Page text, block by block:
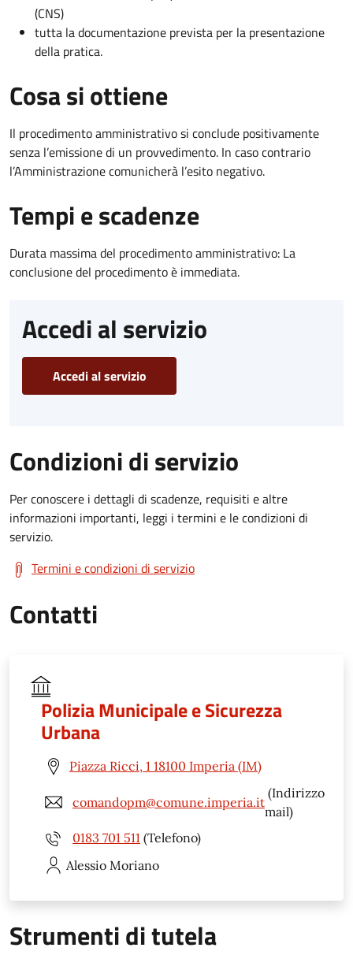
(CNS)
tutta la documentazione prevista per la presentazione
della pratica.
Cosa si ottiene
Il procedimento amministrativo si conclude positivamente
senza l’emissione di un provvedimento. In caso contrario
l’Amministrazione comunicherà l’esito negativo.
Tempi e scadenze
Durata massima del procedimento amministrativo: La
conclusione del procedimento è immediata.
Accedi al servizio
Accedi al servizio
Condizioni di servizio
Per conoscere i dettagli di scadenze, requisiti e altre
informazioni importanti, leggi i termini e le condizioni di
servizio.
Termini e condizioni di servizio
Contatti
Polizia Municipale e Sicurezza
Urbana
Piazza Ricci, 1 18100 Imperia (IM)
comandopm@comune.imperia.it
(Indirizzo
mail)
0183 701 511 (Telefono)
Alessio Moriano
Strumenti di tutela